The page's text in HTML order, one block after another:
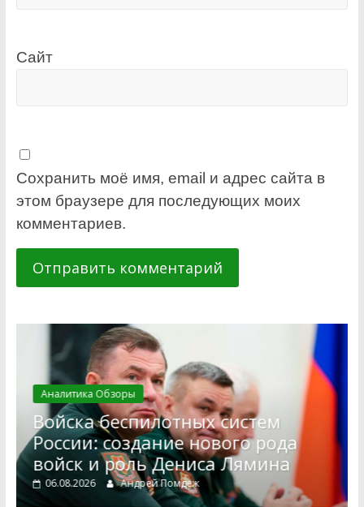
Сайт
Сохранить моё имя, email и адрес сайта в
этом браузере для последующих моих
комментариев.
Аналитика Обзоры
Войска беспилотных систем
России: создание нового рода
войск и роль Дениса Лямина
06.08.2026 Андрей Помдеж